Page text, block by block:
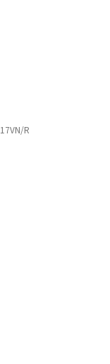
17VN/R